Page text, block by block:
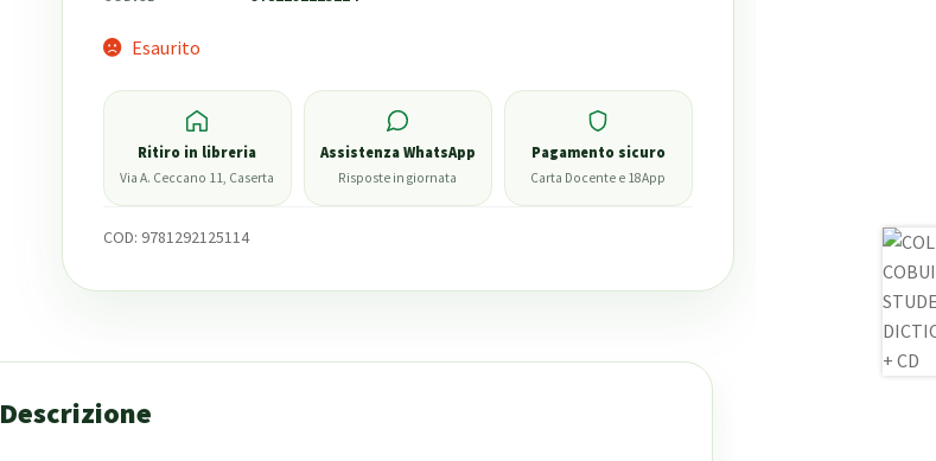
Esaurito
Ritiro in libreria
Via A. Ceccano 11, Caserta
Assistenza WhatsApp
Risposte in giornata
Pagamento sicuro
Carta Docente e 18App
COD: 9781292125114
Descrizione